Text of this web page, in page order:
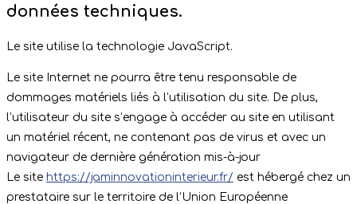
données techniques.
Le site utilise la technologie JavaScript.
Le site Internet ne pourra être tenu responsable de
dommages matériels liés à l’utilisation du site. De plus,
l’utilisateur du site s’engage à accéder au site en utilisant
un matériel récent, ne contenant pas de virus et avec un
navigateur de dernière génération mis-à-jour
Le site https://jaminnovationinterieur.fr/ est hébergé chez un
prestataire sur le territoire de l’Union Européenne